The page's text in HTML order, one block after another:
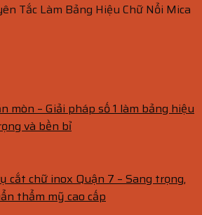
Tắc Làm Bảng Hiệu Chữ Nổi Mica
mòn – Giải pháp số 1 làm bảng hiệu
và bền bỉ
cắt chữ inox Quận 7 – Sang trọng,
thẩm mỹ cao cấp